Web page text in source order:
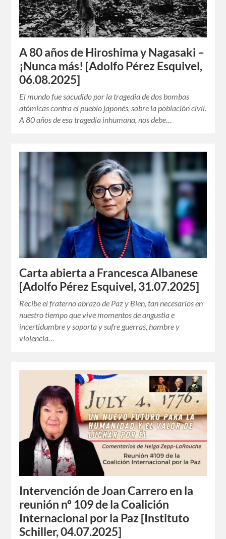
A 80 años de Hiroshima y Nagasaki –
¡Nunca más! [Adolfo Pérez Esquivel,
06.08.2025]
El mundo fue sacudido por la tragedia de dos bombas
atómicas contra el pueblo japonés, sobre la población civil.
A 80 años de esa tragedia inhumana, nos debe…
Carta abierta a Francesca Albanese
[Adolfo Pérez Esquivel, 31.07.2025]
Recibe el fraterno abrazo de Paz y Bien, tan necesarios en
nuestro tiempo que vive momentos de angustia e
incertidumbre y soporta y sufre guerras, hambre y
violencia…
Intervención de Joan Carrero en la
reunión nº 109 de la Coalición
Internacional por la Paz [Instituto
Schiller, 04.07.2025]